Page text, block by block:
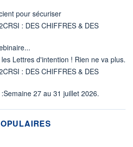
pour sécuriser
: DES CHIFFRES & DES
Lettres d'intention ! Rien ne va plus.
: DES CHIFFRES & DES
27 au 31 juillet 2026.